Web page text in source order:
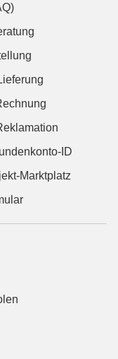
ID
Marktplatz